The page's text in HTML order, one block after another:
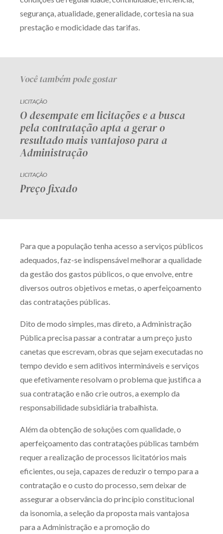
segurança, atualidade, generalidade, cortesia na sua
prestação e modicidade das tarifas.
Você também pode gostar
LICITAÇÃO
O desempate em licitações e a busca
pela contratação apta a gerar o
resultado mais vantajoso para a
Administração
LICITAÇÃO
Preço fixado
Para que a população tenha acesso a serviços públicos
adequados, faz-se indispensável melhorar a qualidade
da gestão dos gastos públicos, o que envolve, entre
diversos outros objetivos e metas, o aperfeiçoamento
das contratações públicas.
Dito de modo simples, mas direto, a Administração
Pública precisa passar a contratar a um preço justo
canetas que escrevam, obras que sejam executadas no
tempo devido e sem aditivos intermináveis e serviços
que efetivamente resolvam o problema que justifica a
sua contratação e não crie outros, a exemplo da
responsabilidade subsidiária trabalhista.
Além da obtenção de soluções com qualidade, o
aperfeiçoamento das contratações públicas também
requer a realização de processos licitatórios mais
eficientes, ou seja, capazes de reduzir o tempo para a
contratação e o custo do processo, sem deixar de
assegurar a observância do princípio constitucional
da isonomia, a seleção da proposta mais vantajosa
para a Administração e a promoção do